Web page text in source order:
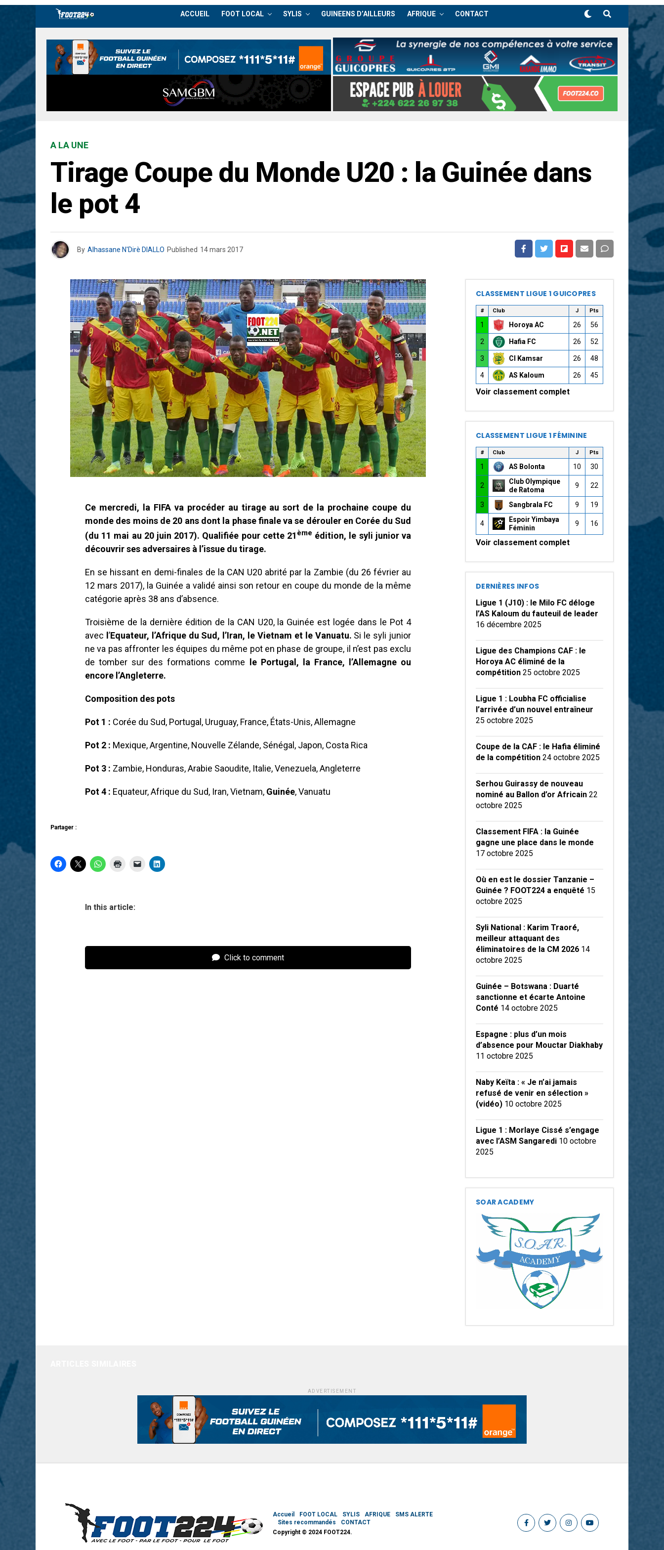
ACCUEIL FOOT LOCAL SYLIS GUINEENS D’AILLEURS AFRIQUE CONTACT
A LA UNE
Tirage Coupe du Monde U20 : la Guinée dans
le pot 4
By Alhassane N'Dirè DIALLO Published 14 mars 2017
Ce mercredi, la FIFA va procéder au tirage au sort de la prochaine coupe du
monde des moins de 20 ans dont la phase finale va se dérouler en Corée du Sud
(du 11 mai au 20 juin 2017). Qualifiée pour cette 21 ème édition, le syli junior va
découvrir ses adversaires à l’issue du tirage.
En se hissant en demi-finales de la CAN U20 abrité par la Zambie (du 26 février au
12 mars 2017), la Guinée a validé ainsi son retour en coupe du monde de la même
catégorie après 38 ans d’absence.
Troisième de la dernière édition de la CAN U20, la Guinée est logée dans le Pot 4
avec ’Equateur, l’Afrique du Sud, l’Iran, le Vietnam et le Vanuatu. Si le syli junior
ne va pas affronter les équipes du même pot en phase de groupe, il n’est pas exclu
de tomber sur des formations comme
le Portugal, la France, l’Allemagne ou
encore l’Angleterre.
Composition des pots
Pot 1 : Corée du Sud, Portugal, Uruguay, France, États-Unis, Allemagne
Pot 2 : Mexique, Argentine, Nouvelle Zélande, Sénégal, Japon, Costa Rica
Pot 3 : Zambie, Honduras, Arabie Saoudite, Italie, Venezuela, Angleterre
Pot 4 : Equateur, Afrique du Sud, Iran, Vietnam, Guinée, Vanuatu
Partager :
In this article:
Click to comment
CLASSEMENT LIGUE 1 GUICOPRES
# Club J Pts
1 Horoya AC 26 56
2 Hafia FC 26 52
3 CI Kamsar 26 48
4 AS Kaloum 26 45
Voir classement complet
CLASSEMENT LIGUE 1 FÉMININE
# Club J Pts
1 AS Bolonta 10 30
2
Club Olympique
de Ratoma
9 22
3 Sangbrala FC 9 19
4
Espoir Yimbaya
Féminin
9 16
Voir classement complet
DERNIÈRES INFOS
Ligue 1 (J10) : le Milo FC déloge
l’AS Kaloum du fauteuil de leader
16 décembre 2025
Ligue des Champions CAF : le
Horoya AC éliminé de la
compétition 25 octobre 2025
Ligue 1 : Loubha FC officialise
l’arrivée d’un nouvel entraîneur
25 octobre 2025
Coupe de la CAF : le Hafia éliminé
de la compétition 24 octobre 2025
Serhou Guirassy de nouveau
nominé au Ballon d’or Africain 22
octobre 2025
Classement FIFA : la Guinée
gagne une place dans le monde
17 octobre 2025
Où en est le dossier Tanzanie –
Guinée ? FOOT224 a enquêté 15
octobre 2025
Syli National : Karim Traoré,
meilleur attaquant des
éliminatoires de la CM 2026 14
octobre 2025
Guinée – Botswana : Duarté
sanctionne et écarte Antoine
Conté 14 octobre 2025
Espagne : plus d’un mois
d’absence pour Mouctar Diakhaby
11 octobre 2025
Naby Keïta : « Je n’ai jamais
refusé de venir en sélection »
(vidéo) 10 octobre 2025
Ligue 1 : Morlaye Cissé s’engage
avec l’ASM Sangaredi 10 octobre
2025
SOAR ACADEMY
ADVERTISEMENT
Accueil FOOT LOCAL SYLIS AFRIQUE
SMS ALERTE
Sites recommandés
CONTACT
Copyright © 2024 FOOT224.